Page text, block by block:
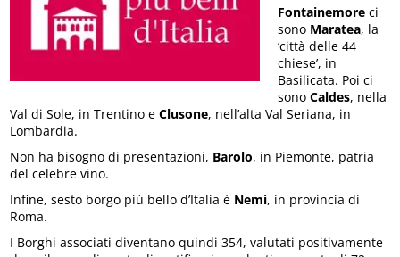
Fontainemore ci
sono Maratea, la
‘città delle 44
chiese’, in
Basilicata. Poi ci
sonoCaldes, nella
Val di Sole, in Trentino eClusone, nell’alta Val Seriana, in
Lombardia.
Non ha bisogno di presentazioni, Barolo, in Piemonte, patria
del celebre vino.
Infine, sesto borgo più bello d’Italia è Nemi, in provincia di
Roma.
I Borghi associati diventano quindi 354, valutati positivamente